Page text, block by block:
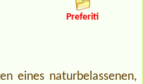
Preferiti
eines naturbelassenen,